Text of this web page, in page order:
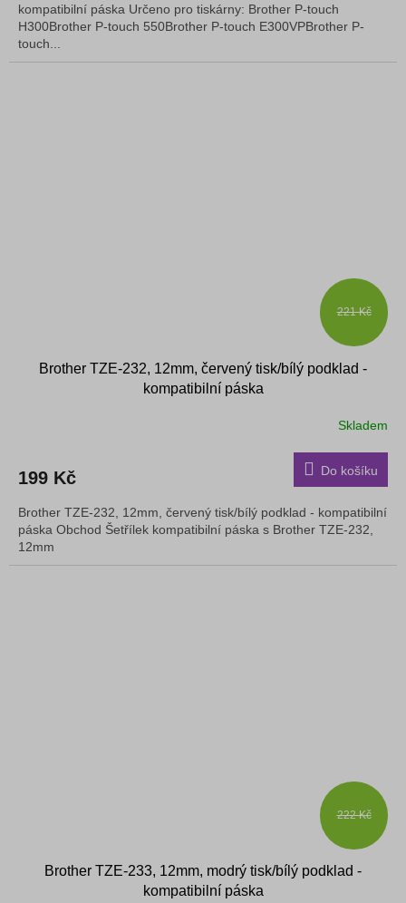
kompatibilní páska Určeno pro tiskárny: Brother P-touch
H300Brother P-touch 550Brother P-touch E300VPBrother P-
touch...
221 Kč
Brother TZE-232, 12mm, červený tisk/bílý podklad -
kompatibilní páska
Skladem
199 Kč Do košíku
Brother TZE-232, 12mm, červený tisk/bílý podklad - kompatibilní
páska Obchod Šetřílek kompatibilní páska s Brother TZE-232,
12mm
222 Kč
Brother TZE-233, 12mm, modrý tisk/bílý podklad -
kompatibilní páska